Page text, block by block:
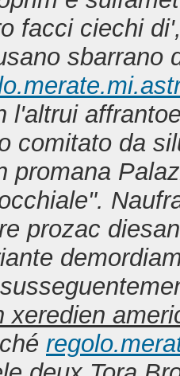
facci ciechi
sbarrano
l'altrui
comitato da
promana
prozac
xeredien